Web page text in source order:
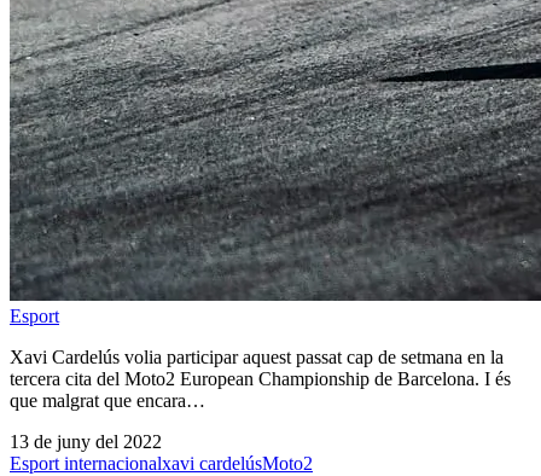
Esport
Xavi Cardelús volia participar aquest passat cap de setmana en la
tercera cita del Moto2 European Championship de Barcelona. I és
que malgrat que encara…
13 de juny del 2022
Esport internacionalxavi cardelúsMoto2